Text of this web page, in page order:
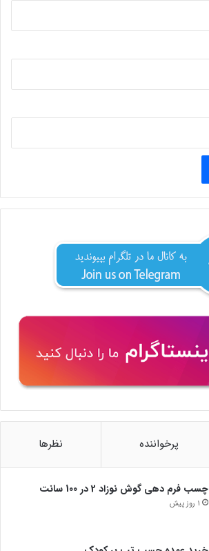
پرخواننده نظرها
چسب فرم دهی گوش نوزاد 2 در 100 سانت
1 روز پیش